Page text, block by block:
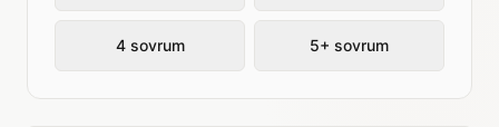
4 sovrum 5+ sovrum